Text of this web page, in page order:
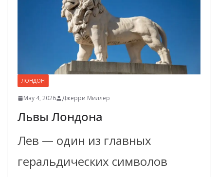
ЛОНДОН
May 4, 2026 Джерри Миллер
Львы Лондона
Лев — один из главных
геральдических символов